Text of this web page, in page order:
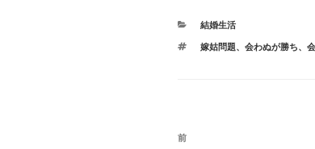
カ
ゴ
結婚生活
タ
嫁姑問題、 会わぬが勝ち、
投
前
前